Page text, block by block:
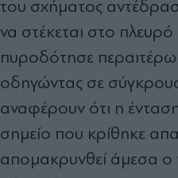
του σχήματος
να στέκεται στο
πυροδότησε
οδηγώντας σε
αναφέρουν ότι η
σημείο που κρίθηκε
απομακρυνθεί άμεσα ο